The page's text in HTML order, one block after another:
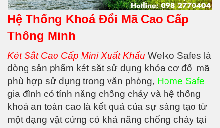
Hệ Thống Khoá Đổi Mã Cao Cấp
Thông Minh
Két Sắt Cao Cấp Mini Xuất Khẩu Welko Safes là
dòng sản phẩm két sắt sử dụng khóa cơ đổi mã
phù hợp sử dụng trong văn phòng, Home Safe
gia đình có tính năng chống cháy và hệ thống
khoá an toàn cao là kết quả của sự sáng tạo từ
một dạng vật cứng có khả năng chống cháy tại